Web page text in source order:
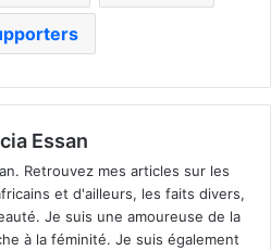
Essan
Retrouvez mes articles sur les
et d'ailleurs, les faits divers,
Je suis une amoureuse de la
à la féminité. Je suis également